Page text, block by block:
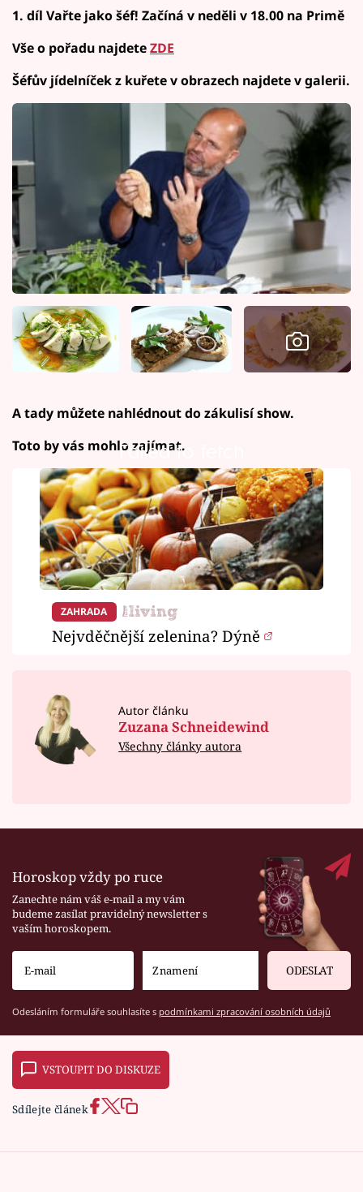
1. díl Vařte jako šéf! Začíná v neděli v 18.00 na Primě
Vše o pořadu najdeteZDE
Šéfův jídelníček z kuřete v obrazech najdete v galerii.
A tady můžete nahlédnout do zákulisí show.
Failed to fetch
Toto by vás mohlo zajímat.
ZAHRADA
Nejvděčnější zelenina? Dýně
Autor článku
Zuzana Schneidewind
Všechny články autora
Horoskop vždy po ruce
Zanechte nám váš e-mail a my vám
budeme zasílat pravidelný newsletter s
vaším horoskopem.
ODESLAT
Odesláním formuláře souhlasíte s podmínkami zpracování osobních údajů
VSTOUPIT DO DISKUZE
Sdílejte článek